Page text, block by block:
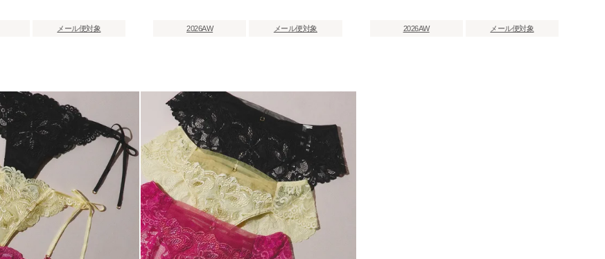
メール便対象 2026AW メール便対象 2026AW メール便対象